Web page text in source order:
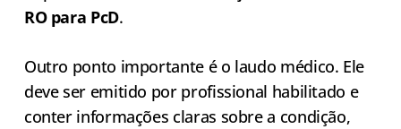
RO para PcD.
Outro ponto importante é o laudo médico. Ele
deve ser emitido por profissional habilitado e
conter informações claras sobre a condição,